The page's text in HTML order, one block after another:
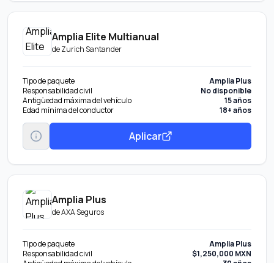
Amplia Elite Multianual
deZurich Santander
Tipo de paquete
Amplia Plus
Responsabilidad civil
No disponible
Antigüedad máxima del vehículo
15 años
Edad mínima del conductor
18+ años
Aplicar
Amplia Plus
deAXA Seguros
Tipo de paquete
Amplia Plus
Responsabilidad civil
$1,250,000 MXN